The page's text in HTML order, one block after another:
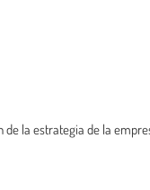
la estrategia de la